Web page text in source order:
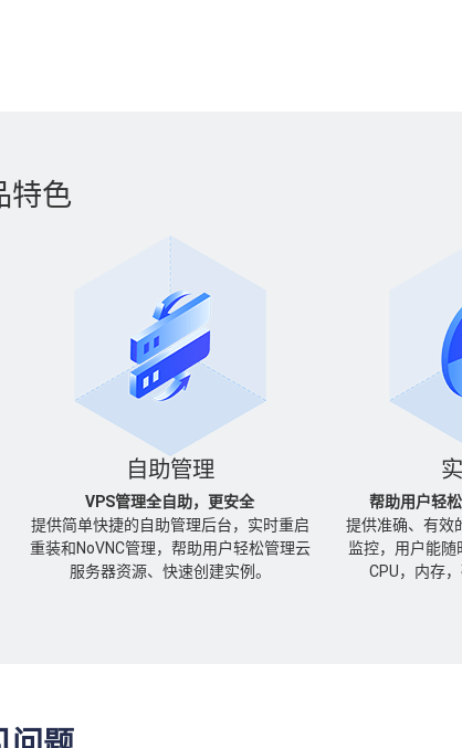
特色
自助管理
VPS管理全自助，更安全
提供简单快捷的自助管理后台，实时重启
重装和NoVNC管理，帮助用户轻松管理云
服务器资源、快速创建实例。
帮助用户轻
提供准确、有效
监控，用户能
CPU，内存